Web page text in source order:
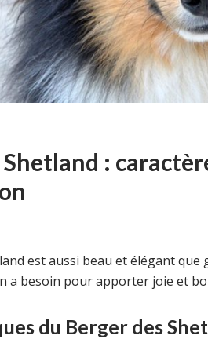
Shetland :
est aussi beau et élégant
a besoin pour apporter joie et
du Berger des